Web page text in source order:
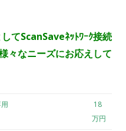
てScanSaveﾈｯﾄﾜｰｸ接続
々なニーズにお応えして
18
万円